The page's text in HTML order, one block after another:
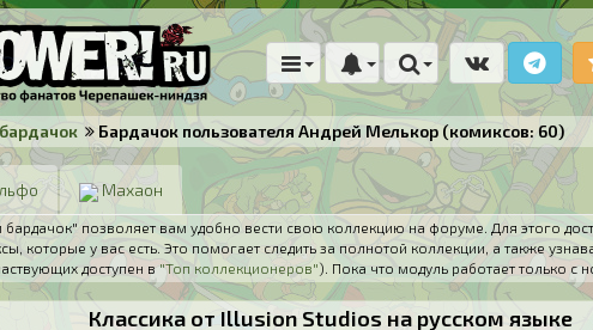
Бардачок пользователя Андрей Мелькор (комиксов: 60)
Махаон
позволяет вам удобно вести свою коллекцию на форуме. Для этого
которые у вас есть. Это помогает следить за полнотой коллекции, а также
доступен в "Топ коллекционеров"). Пока что модуль работает только
Классика от Illusion Studios на русском языке